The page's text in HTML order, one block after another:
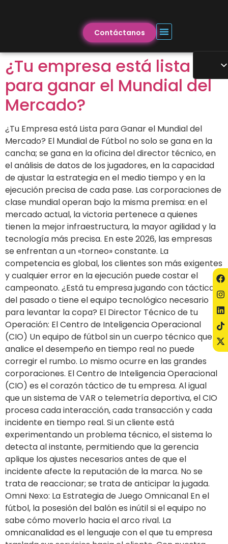
Contáctanos
¿Tu empresa está lista
para ganar el Mundial del
Mercado?
¿Tu Empresa está Lista para Ganar el Mundial del
Mercado? El Mundial de Fútbol no solo se gana en la
cancha; se gana en la oficina del director técnico, en
el análisis de datos de los jugadores, en la capacidad
de ajustar la estrategia en el medio tiempo y en la
ejecución precisa de cada pase. Las corporaciones de
clase mundial operan bajo la misma premisa: en el
mercado actual, la victoria pertenece a quienes
tienen la mejor infraestructura, la mayor agilidad y la
tecnología más precisa. En este 2026, las empresas
se enfrentan a un «torneo» constante. La
competencia es global, los clientes son más exigentes
y cualquier error en la ejecución puede costar el
campeonato. ¿Está tu empresa jugando con tácticas
del pasado o tiene el equipo tecnológico necesario
para levantar la copa? El Director Técnico de tu
Operación: El Centro de Inteligencia Operacional
(CIO) Un equipo de fútbol sin un cuerpo técnico que
analice el desempeño en tiempo real no puede
corregir el rumbo. Lo mismo ocurre en las grandes
corporaciones. El Centro de Inteligencia Operacional
(CIO) es el corazón táctico de tu empresa. Al igual
que un sistema de VAR o telemetría deportiva, el CIO
procesa cada interacción, cada transacción y cada
incidente en tiempo real. Si un cliente está
experimentando un problema técnico, el sistema lo
detecta al instante, permitiendo que la gerencia
aplique los ajustes necesarios antes de que el
incidente afecte la reputación de la marca. No se
trata de reaccionar; se trata de anticipar la jugada.
Omni Nexo: La Estrategia de Juego Omnicanal En el
fútbol, la posesión del balón es inútil si el equipo no
sabe cómo moverlo hacia el arco rival. La
omnicanalidad es el lenguaje con el que tu empresa